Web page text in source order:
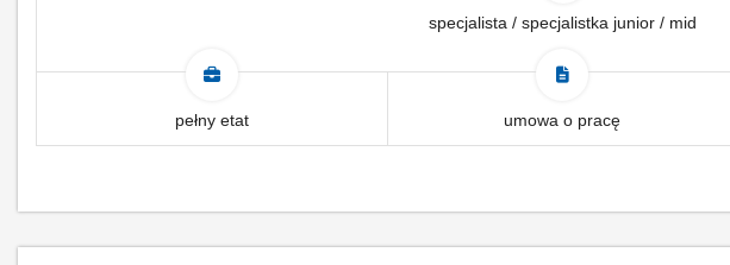
specjalista / specjalistka junior / mid
pełny etat umowa o pracę